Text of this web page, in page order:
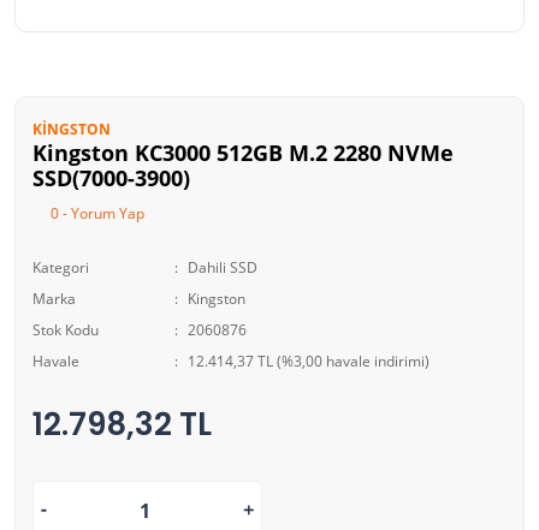
KINGSTON
Kingston KC3000 512GB M.2 2280 NVMe
SSD(7000-3900)
0 - Yorum Yap
Kategori
Dahili SSD
Marka
Kingston
Stok Kodu
2060876
Havale
12.414,37 TL (%3,00 havale indirimi)
12.798,32 TL